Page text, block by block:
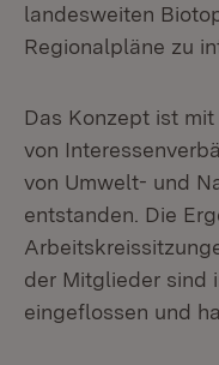
landesweiten
Regionalpläne zu
Das Konzept ist
von
von Umwelt- und
entstanden. Die
der Mitglieder sind
eingeflossen und